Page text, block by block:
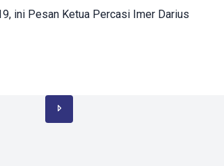
ini Pesan Ketua Percasi Imer Darius